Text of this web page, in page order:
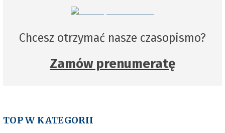
Chcesz otrzymać nasze czasopismo?
Zamów prenumeratę
TOP W KATEGORII